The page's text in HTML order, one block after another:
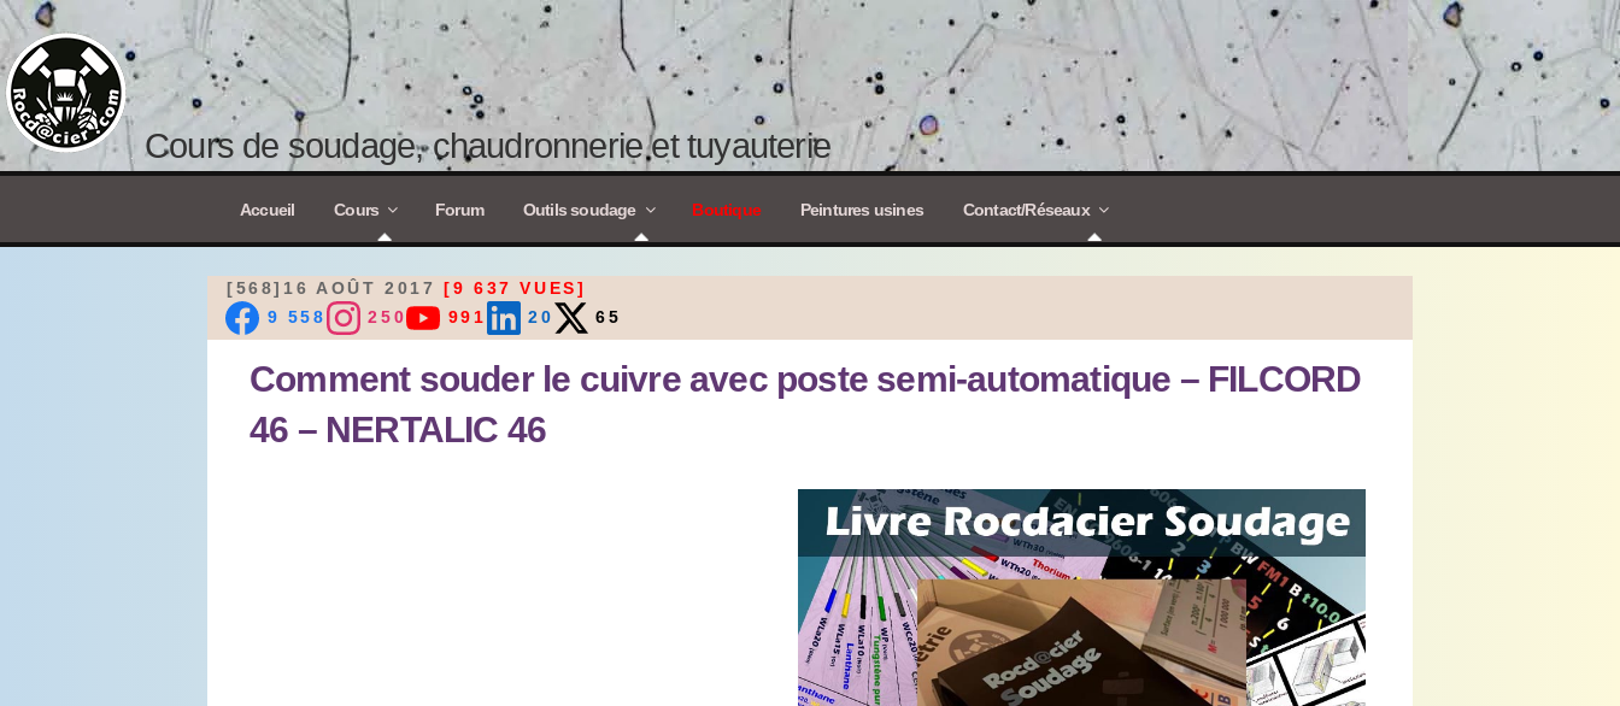
Cours de soudage, chaudronnerie et tuyauterie
Accueil Cours Forum Outils soudage Boutique Peintures usines Contact/Réseaux
[568]16 AOÛT 2017 [9 637 VUES]
9 558
250 991 20 65
Comment souder le cuivre avec poste semi-automatique – FILCORD
46 – NERTALIC 46